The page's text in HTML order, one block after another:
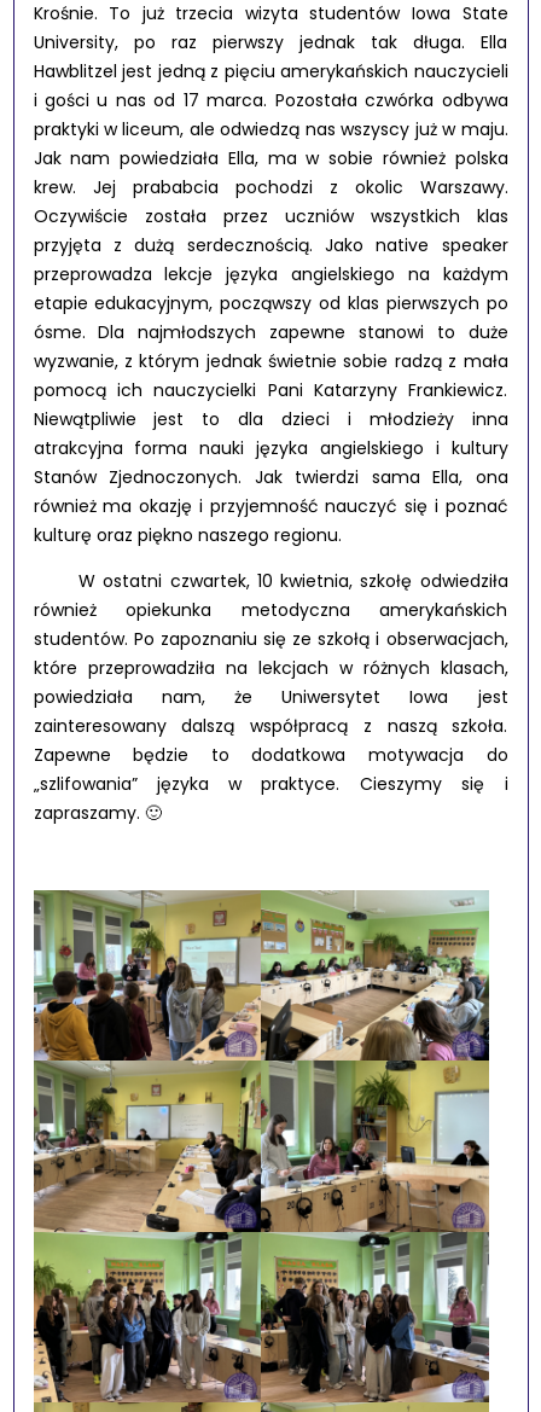
Krośnie. To już trzecia wizyta studentów Iowa State
University, po raz pierwszy jednak tak długa. Ella
Hawblitzel jest jedną z pięciu amerykańskich nauczycieli
i gości u nas od 17 marca. Pozostała czwórka odbywa
praktyki w liceum, ale odwiedzą nas wszyscy już w maju.
Jak nam powiedziała Ella, ma w sobie również polska
krew. Jej prababcia pochodzi z okolic Warszawy.
Oczywiście została przez uczniów wszystkich klas
przyjęta z dużą serdecznością. Jako native speaker
przeprowadza lekcje języka angielskiego na każdym
etapie edukacyjnym, począwszy od klas pierwszych po
ósme. Dla najmłodszych zapewne stanowi to duże
wyzwanie, z którym jednak świetnie sobie radzą z mała
pomocą ich nauczycielki Pani Katarzyny Frankiewicz.
Niewątpliwie jest to dla dzieci i młodzieży inna
atrakcyjna forma nauki języka angielskiego i kultury
Stanów Zjednoczonych. Jak twierdzi sama Ella, ona
również ma okazję i przyjemność nauczyć się i poznać
kulturę oraz piękno naszego regionu.
W ostatni czwartek, 10 kwietnia, szkołę odwiedziła
również opiekunka metodyczna amerykańskich
studentów. Po zapoznaniu się ze szkołą i obserwacjach,
które przeprowadziła na lekcjach w różnych klasach,
powiedziała nam, że Uniwersytet Iowa jest
zainteresowany dalszą współpracą z naszą szkoła.
Zapewne będzie to dodatkowa motywacja do
„szlifowania” języka w praktyce. Cieszymy się i
zapraszamy. 🙂